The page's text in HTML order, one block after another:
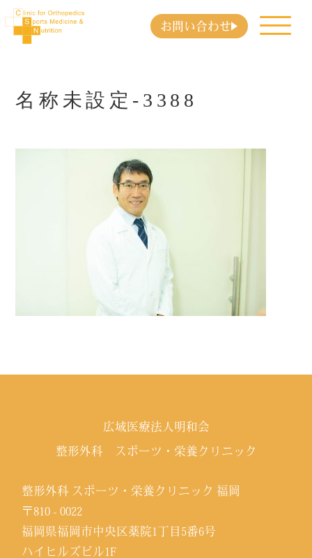
お問い合わせ
名称未設定-3388
広域医療法人明和会
整形外科 スポーツ・栄養クリニック
整形外科 スポーツ・栄養クリニック 福岡
〒810 - 0022
福岡県福岡市中央区薬院1丁目5番6号
ハイヒルズビル1F